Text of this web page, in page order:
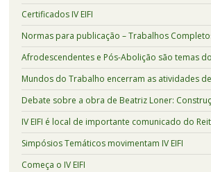
Certificados IV EIFI
Normas para publicação – Trabalhos
Afrodescendentes e Pós-Abolição são temas
Mundos do Trabalho encerram as atividades
Debate sobre a obra de Beatriz Loner:
IV EIFI é local de importante comunicado do
Simpósios Temáticos movimentam IV EIFI
Começa o IV EIFI